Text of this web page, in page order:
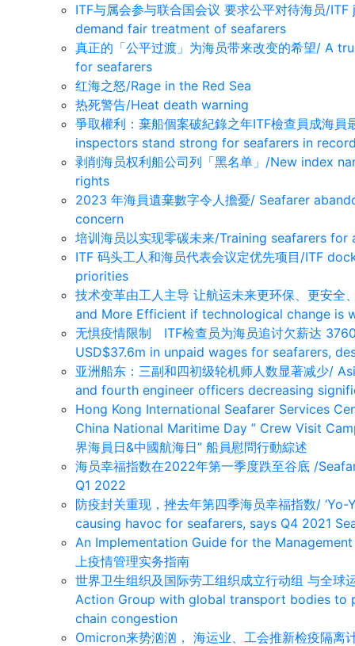
ITF与属会参与联合国会议 要求公平对待海员/
demand fair treatment of seafarers
真正的「公平过渡」为海员带来改变的希望/ A
for seafarers
红海之怒/Rage in the Red Sea
热死警告/Heat death warning
爭取權利：棄船個案破紀錄之年ITF檢查員成海
inspectors stand strong for seafarers in
剥削海员权利船公司列「黑名单」/New index
rights
2023 年海員遺棄數字令人擔憂/ Seafarer
concern
培训海员以实现零碳未来/Training seafarers
ITF 码头工人和海员代表会议定优先项目/ITF
priorities
技术变革由工人主导 让航运未来更环保、更安
and More Efficient if technological change is
无惧疫情限制 ITF检查员为海员追讨欠薪达
USD$37.6m in unpaid wages for seafarers,
亚洲船东：三副和四初级轮机师人数显著减少/
and fourth engineer officers decreasing
Hong Kong International Seafarer Services
China National Maritime Day ” Crew Visit
界海員日&中國航海日” 船員慰問行動綜述
海员幸福指数在2022年第一季度跌至谷底 /
Q1 2022
防疫封关重现，挫去年第四季海员幸福指数/
causing havoc for seafarers, says Q4 2021
An Implementation Guide for the
上疫情管理实务指南
世界卫生组织及国际劳工组织成立行动组 与全
Action Group with global transport bodies to
chain congestion
Omicron来势汹汹， 海运业、工会推新检疫隔